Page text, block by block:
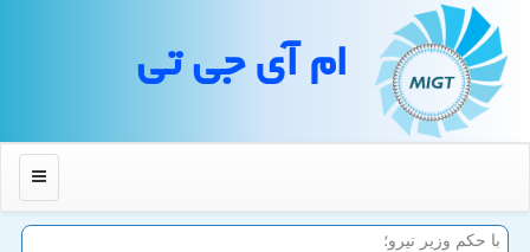
ام آی جی تی
منو
با حكم وزیر نیرو؛